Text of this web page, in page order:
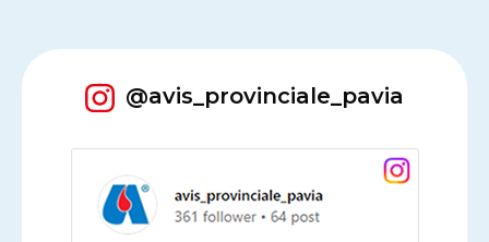
@avis_provinciale_pavia